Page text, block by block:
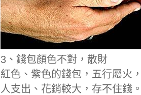
3、錢包顏色不對，散財
紅色、紫色的錢包，五行屬火
人支出、花銷較大，存不住錢。